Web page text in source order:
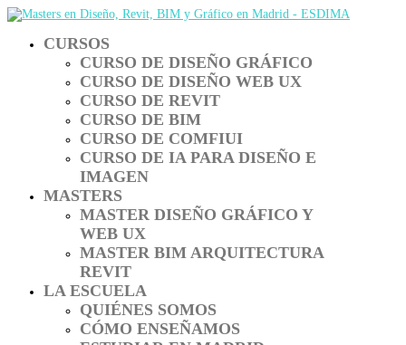
CURSOS
CURSO DE DISEÑO GRÁFICO
CURSO DE DISEÑO WEB UX
CURSO DE REVIT
CURSO DE BIM
CURSO DE COMFIUI
CURSO DE IA PARA DISEÑO E
IMAGEN
MASTERS
MASTER DISEÑO GRÁFICO Y
WEB UX
MASTER BIM ARQUITECTURA
REVIT
LA ESCUELA
QUIÉNES SOMOS
CÓMO ENSEÑAMOS